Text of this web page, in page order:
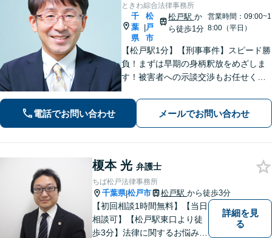
ときわ綜合法律事務所
千
葉
県
|
松
戸
市
松戸駅 か
ら徒歩1分
営業時間：09:00~1
8:00（平日）
【松戸駅1分】【刑事事件】スピード勝
負！まずは早期の身柄釈放をめざしま
す！被害者への示談交渉もお任せくだ
も」で悩んでいませんか？証拠の集め
方や交渉の進め方には自信がありま
す。調停もお任せください。
電話でお問い合わせ メールでお問い合わせ
榎本 光 弁護士
ちば松戸法律事務所
千葉県|松戸市 松戸駅 から徒歩3分
【初回相談1時間無料】【当日
相談可】【松戸駅東口より徒
歩3分】法律に関するお悩みを
詳細を見
る